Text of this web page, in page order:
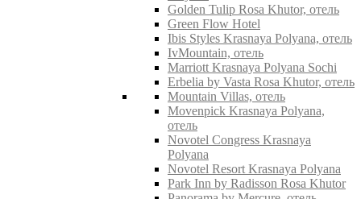
Golden Tulip Rosa Khutor, отель
Green Flow Hotel
Ibis Styles Krasnaya Polyana, отель
IvMountain, отель
Marriott Krasnaya Polyana Sochi
Erbelia by Vasta Rosa Khutor, отель
Mountain Villas, отель
Movenpick Krasnaya Polyana,
отель
Novotel Congress Krasnaya
Polyana
Novotel Resort Krasnaya Polyana
Park Inn by Radisson Rosa Khutor